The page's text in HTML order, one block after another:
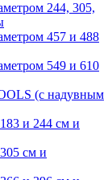
244, 305,
457 и 488
549 и 610
(с надувным
и 244 см и
см и